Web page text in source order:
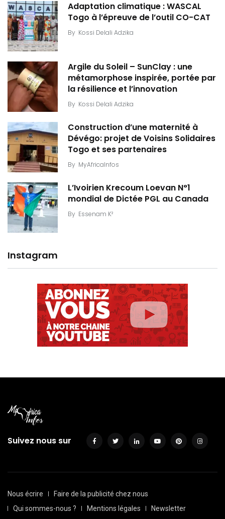
Adaptation climatique : WASCAL
Togo à l’épreuve de l’outil CO-CAT
By Kossi Delali Adzika
Argile du Soleil – SunClay : une
métamorphose inspirée, portée par
la résilience et l’innovation
By Kossi Delali Adzika
Construction d’une maternité à
Dévégo: projet de Voisins Solidaires
Togo et ses partenaires
By MyAfricaInfos
L’Ivoirien Krecoum Loevan N°1
mondial de Dictée PGL au Canada
By Essenam K²
Instagram
Suivez nous sur
Nous écrire
Faire de la publicité chez nous
Qui sommes-nous ?
Mentions légales Newsletter